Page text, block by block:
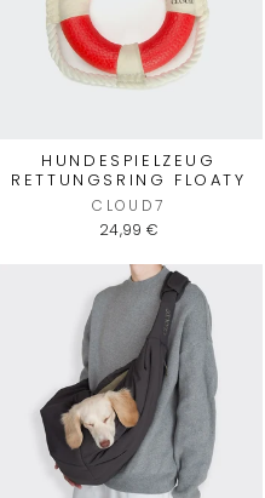
HUNDESPIELZEUG
RETTUNGSRING FLOATY
CLOUD7
24,99 €